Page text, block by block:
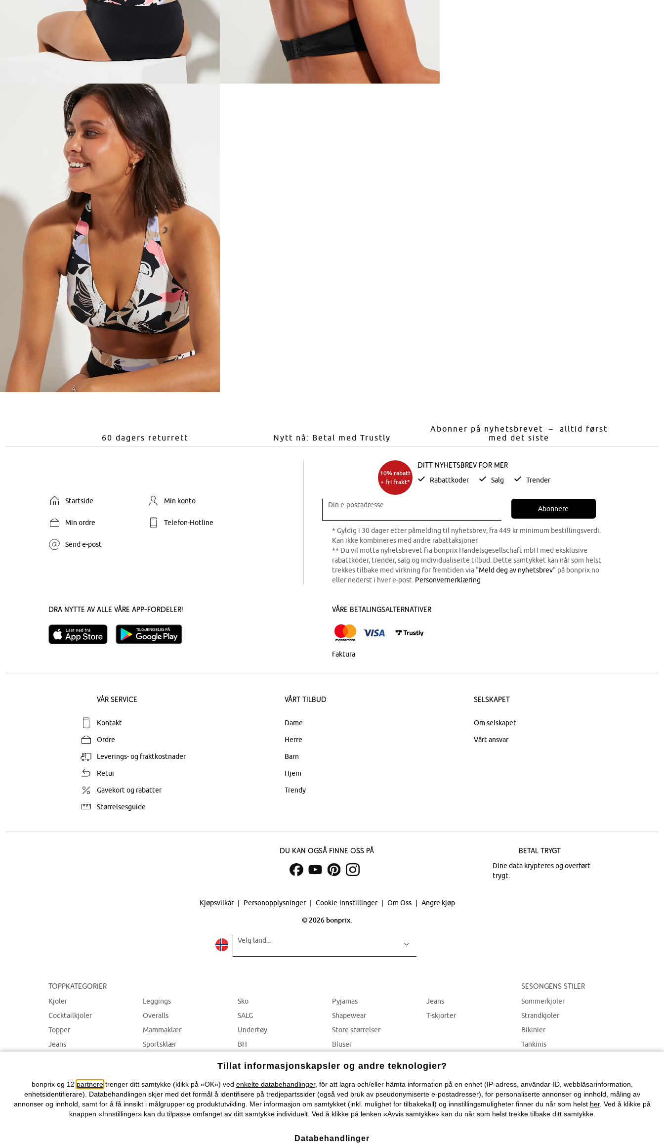
60 dagers returrett Nytt nå: Betal med Trustly
Abonner på nyhetsbrevet – alltid først
med det siste
Startside Min konto
Min ordre Telefon-Hotline
Send e-post
10% rabatt
+ fri frakt*
Ditt nyhetsbrev for mer
Rabattkoder Salg Trender
Din e-postadresse Abonnere
* Gyldig i 30 dager etter påmelding til nyhetsbrev, fra 449 kr minimum bestillingsverdi.
Kan ikke kombineres med andre rabattaksjoner.
** Du vil motta nyhetsbrevet fra bonprix Handelsgesellschaft mbH med eksklusive
rabattkoder, trender, salg og individualiserte tilbud. Dette samtykket kan når som helst
trekkes tilbake med virkning for fremtiden via "Meld deg av nyhetsbrev" på bonprix.no
eller nederst i hver e-post. Personvernerklæring
Dra nytte av alle våre app-fordeler! Våre betalingsalternativer
Faktura
Vår service
Kontakt
Ordre
Leverings- og fraktkostnader
Retur
Gavekort og rabatter
Størrelsesguide
Vårt tilbud
Dame
Herre
Barn
Hjem
Trendy
Selskapet
Om selskapet
Vårt ansvar
Du kan også finne oss på Betal trygt
Dine data krypteres og overført
trygt.
Kjøpsvilkår Personopplysninger Cookie-innstillinger Om Oss Angre kjøp
© 2026 bonprix.
Velg land...
Toppkategorier Sesongens stiler
Kjoler
Cocktailkjoler
Topper
Jeans
Leggings
Overalls
Mammaklær
Sportsklær
Sko
SALG
Undertøy
BH
Pyjamas
Shapewear
Store størrelser
Bluser
Jeans
T-skjorter
Sommerkjoler
Strandkjoler
Bikinier
Tankinis
Tillat informasjonskapsler og andre teknologier?
bonprix og 12 partneretrenger ditt samtykke (klikk på «OK») ved enkelte databehandlinger, för att lagra och/eller hämta information på en enhet (IP-adress, användar-ID, webbläsarinformation,
enhetsidentifierare). Databehandlingen skjer med det formål å identifisere på tredjepartssider (også ved bruk av pseudonymiserte e-postadresser), for personaliserte annonser og innhold, måling av
annonser og innhold, samt for å få innsikt i målgrupper og produktutvikling. Mer informasjon om samtykket (inkl. mulighet for tilbakekall) og innstillingsmuligheter finner du når som helst her. Ved å klikke på
knappen «Innstillinger» kan du tilpasse omfanget av ditt samtykke individuelt. Ved å klikke på lenken «Avvis samtykke» kan du når som helst trekke tilbake ditt samtykke.
Databehandlinger